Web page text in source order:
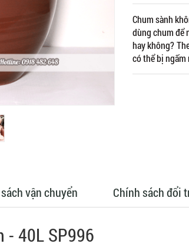
Chum sành
dùng chum để
hay không?
có thể bị ngấm
vận chuyển Chính sách đổi
- 40L SP996